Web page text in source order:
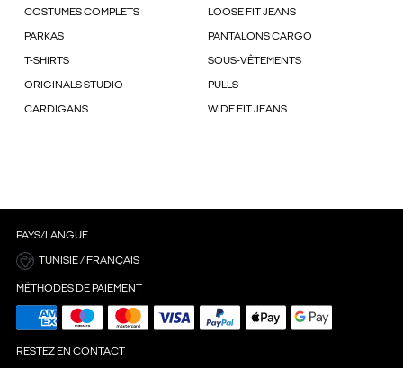
COSTUMES COMPLETS LOOSE FIT JEANS
PARKAS PANTALONS CARGO
T-SHIRTS SOUS-VÊTEMENTS
ORIGINALS STUDIO PULLS
CARDIGANS WIDE FIT JEANS
PAYS/LANGUE
TUNISIE / FRANÇAIS
MÉTHODES DE PAIEMENT
RESTEZ EN CONTACT